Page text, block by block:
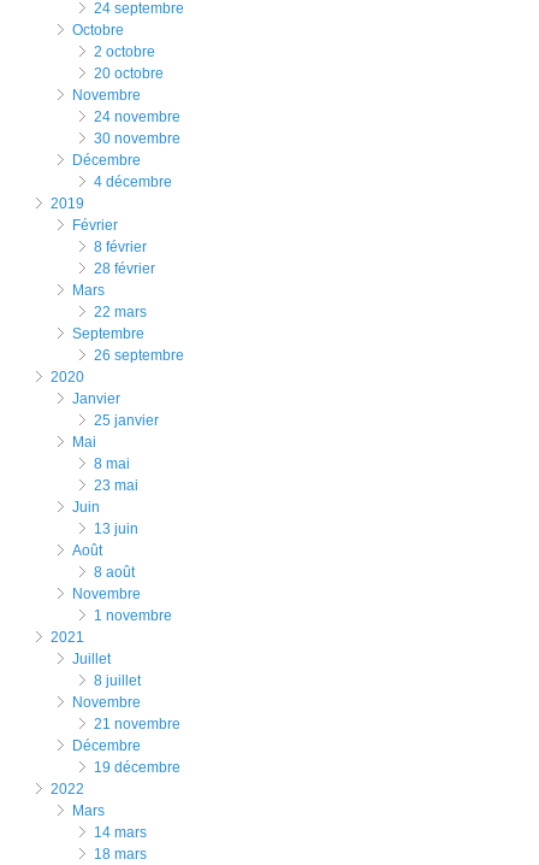
24 septembre
octobre
2 octobre
20 octobre
novembre
24 novembre
30 novembre
décembre
4 décembre
2019
février
8 février
28 février
mars
22 mars
septembre
26 septembre
2020
janvier
25 janvier
mai
8 mai
23 mai
juin
13 juin
août
8 août
novembre
1 novembre
2021
juillet
8 juillet
novembre
21 novembre
décembre
19 décembre
2022
mars
14 mars
18 mars